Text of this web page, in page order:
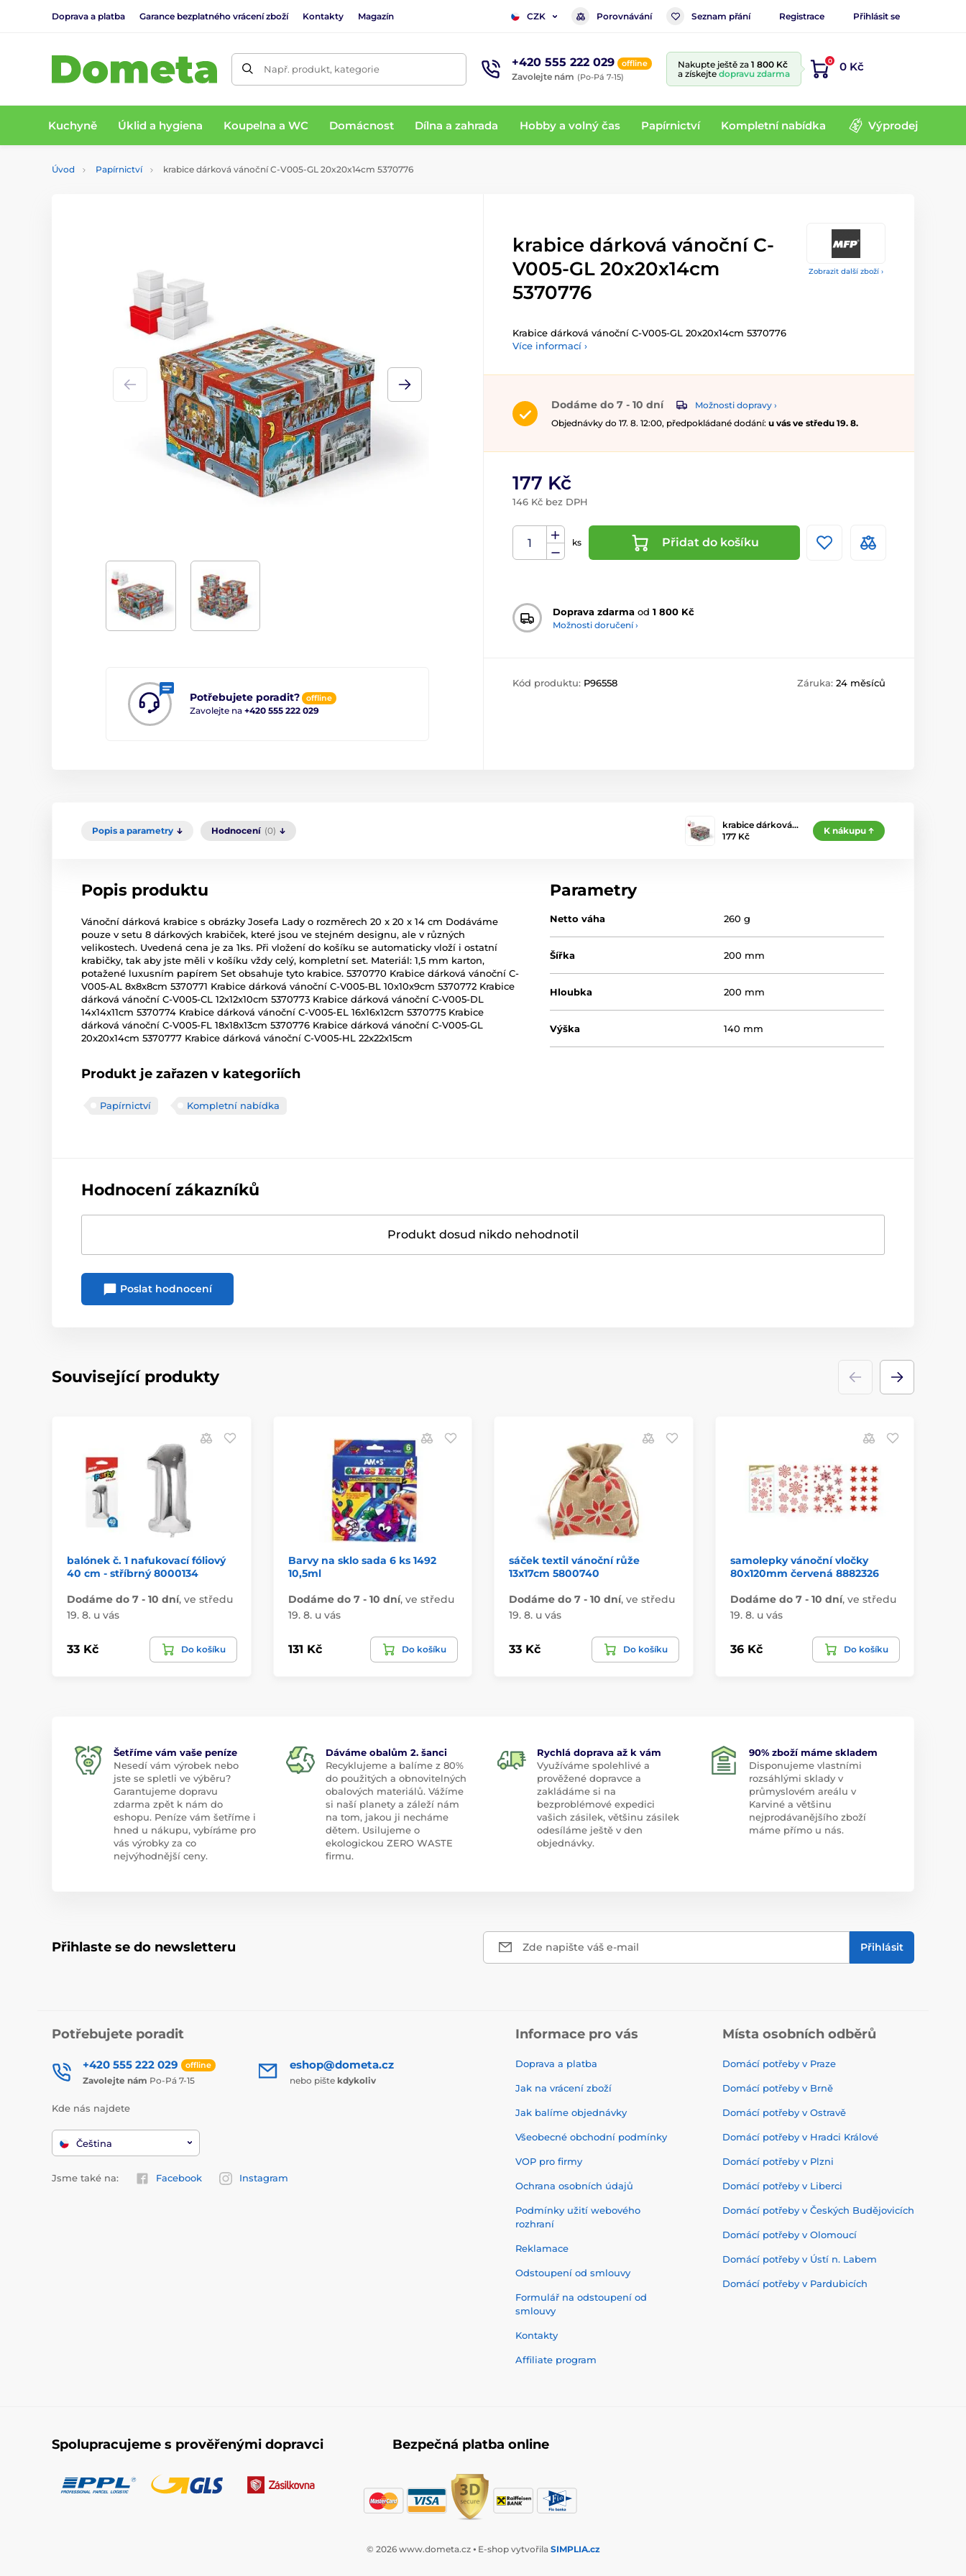
Doprava a platba Garance bezplatného vrácení zboží Kontakty Magazín CZK Porovnávání Seznam přání Registrace Přihlásit se
Např. produkt, kategorie +420 555 222 029 offline
Zavolejte nám (Po-Pá 7-15)
Nakupte ještě za 1 800 Kč
a získejte dopravu zdarma
0 0 Kč
Kuchyně Úklid a hygiena Koupelna a WC Domácnost Dílna a zahrada Hobby a volný čas Papírnictví Kompletní nabídka Výprodej
Úvod Papírnictví krabice dárková vánoční C-V005-GL 20x20x14cm 5370776
Zobrazit další zboží ›
Potřebujete poradit? offline
Zavolejte na +420 555 222 029
krabice dárková vánoční C-
V005-GL 20x20x14cm
5370776
Krabice dárková vánoční C-V005-GL 20x20x14cm 5370776
Více informací ›
Dodáme do 7 - 10 dní
Možnosti dopravy ›
Objednávky do 17. 8. 12:00, předpokládané dodání: u vás ve středu 19. 8.
177 Kč
146 Kč bez DPH
ks Přidat do košíku
Doprava zdarma od 1 800 Kč
Možnosti doručení ›
Kód produktu: P96558 Záruka: 24 měsíců
Popis a parametry Hodnocení (0)
krabice dárková…
177 Kč
K nákupu
Popis produktu
Vánoční dárková krabice s obrázky Josefa Lady o rozměrech 20 x 20 x 14 cm Dodáváme
pouze v setu 8 dárkových krabiček, které jsou ve stejném designu, ale v různých
velikostech. Uvedená cena je za 1ks. Při vložení do košíku se automaticky vloží i ostatní
krabičky, tak aby jste měli v košíku vždy celý, kompletní set. Materiál: 1,5 mm karton,
potažené luxusním papírem Set obsahuje tyto krabice. 5370770 Krabice dárková vánoční C-
V005-AL 8x8x8cm 5370771 Krabice dárková vánoční C-V005-BL 10x10x9cm 5370772 Krabice
dárková vánoční C-V005-CL 12x12x10cm 5370773 Krabice dárková vánoční C-V005-DL
14x14x11cm 5370774 Krabice dárková vánoční C-V005-EL 16x16x12cm 5370775 Krabice
dárková vánoční C-V005-FL 18x18x13cm 5370776 Krabice dárková vánoční C-V005-GL
20x20x14cm 5370777 Krabice dárková vánoční C-V005-HL 22x22x15cm
Produkt je zařazen v kategoriích
Papírnictví Kompletní nabídka
Parametry
Netto váha 260 g
Šířka 200 mm
Hloubka 200 mm
Výška 140 mm
Hodnocení zákazníků
Produkt dosud nikdo nehodnotil
Poslat hodnocení
Související produkty
balónek č. 1 nafukovací fóliový
40 cm - stříbrný 8000134
Dodáme do 7 - 10 dní, ve středu
19. 8. u vás
33 Kč Do košíku
Barvy na sklo sada 6 ks 1492
10,5ml
Dodáme do 7 - 10 dní, ve středu
19. 8. u vás
131 Kč Do košíku
sáček textil vánoční růže
13x17cm 5800740
Dodáme do 7 - 10 dní, ve středu
19. 8. u vás
33 Kč Do košíku
samolepky vánoční vločky
80x120mm červená 8882326
Dodáme do 7 - 10 dní, ve středu
19. 8. u vás
36 Kč Do košíku
Šetříme vám vaše peníze
Nesedí vám výrobek nebo
jste se spletli ve výběru?
Garantujeme dopravu
zdarma zpět k nám do
eshopu. Peníze vám šetříme i
hned u nákupu, vybíráme pro
vás výrobky za co
nejvýhodnější ceny.
Dáváme obalům 2. šanci
Recyklujeme a balíme z 80%
do použitých a obnovitelných
obalových materiálů. Vážíme
si naší planety a záleží nám
na tom, jakou ji necháme
dětem. Usilujeme o
ekologickou ZERO WASTE
firmu.
Rychlá doprava až k vám
Využíváme spolehlivé a
prověžené dopravce a
zakládáme si na
bezproblémové expedici
vašich zásilek, většinu zásilek
odesíláme ještě v den
objednávky.
90% zboží máme skladem
Disponujeme vlastními
rozsáhlými sklady v
průmyslovém areálu v
Karviné a většinu
nejprodávanějšího zboží
máme přímo u nás.
Přihlaste se do newsletteru Zde napište váš e-mail Přihlásit
Potřebujete poradit
+420 555 222 029 offline
Zavolejte nám Po-Pá 7-15
eshop@dometa.cz
nebo pište kdykoliv
Kde nás najdete
Čeština
Jsme také na: Facebook Instagram
Informace pro vás
Doprava a platba
Jak na vrácení zboží
Jak balíme objednávky
Všeobecné obchodní podmínky
VOP pro firmy
Ochrana osobních údajů
Podmínky užití webového
rozhraní
Reklamace
Odstoupení od smlouvy
Formulář na odstoupení od
smlouvy
Kontakty
Affiliate program
Místa osobních odběrů
Domácí potřeby v Praze
Domácí potřeby v Brně
Domácí potřeby v Ostravě
Domácí potřeby v Hradci Králové
Domácí potřeby v Plzni
Domácí potřeby v Liberci
Domácí potřeby v Českých Budějovicích
Domácí potřeby v Olomoucí
Domácí potřeby v Ústí n. Labem
Domácí potřeby v Pardubicích
Spolupracujeme s prověřenými dopravci Bezpečná platba online
© 2026 www.dometa.cz ⦁ E-shop vytvořila SIMPLIA.cz